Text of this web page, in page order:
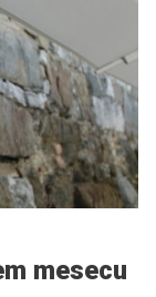
mesecu